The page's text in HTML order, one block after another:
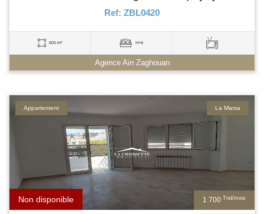
Ref: ZBL0420
600 m² H+6
Agence Ain Zaghouan
1 700 Tnd/mois
Non disponible
La Marsa
Appartement